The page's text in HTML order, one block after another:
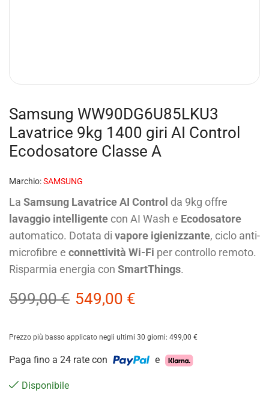
Samsung WW90DG6U85LKU3
Lavatrice 9kg 1400 giri AI Control
Ecodosatore Classe A
Marchio:SAMSUNG
La Samsung Lavatrice AI Control da 9kg offre
lavaggio intelligente con AI Wash e Ecodosatore
automatico. Dotata di vapore igienizzante, ciclo anti-
microfibre e connettività Wi-Fi per controllo remoto.
Risparmia energia con SmartThings.
599,00€ 549,00 €
Prezzo più basso applicato negli ultimi 30 giorni: 499,00 €
Paga fino a 24 rate con e
Disponibile